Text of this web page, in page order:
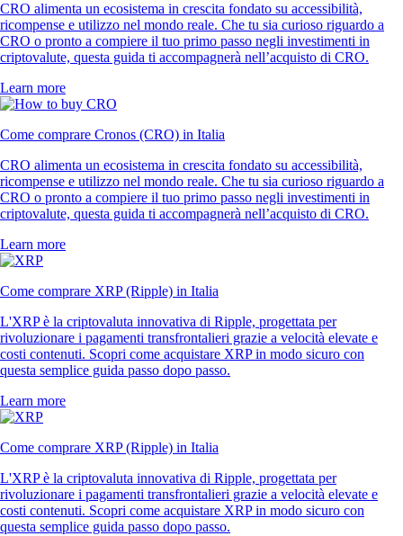
CRO alimenta un ecosistema in crescita fondato su accessibilità,
ricompense e utilizzo nel mondo reale. Che tu sia curioso riguardo a
CRO o pronto a compiere il tuo primo passo negli investimenti in
criptovalute, questa guida ti accompagnerà nell’acquisto di CRO.
Learn more
Come comprare Cronos (CRO) in Italia
CRO alimenta un ecosistema in crescita fondato su accessibilità,
ricompense e utilizzo nel mondo reale. Che tu sia curioso riguardo a
CRO o pronto a compiere il tuo primo passo negli investimenti in
criptovalute, questa guida ti accompagnerà nell’acquisto di CRO.
Learn more
Come comprare XRP (Ripple) in Italia
L'XRP è la criptovaluta innovativa di Ripple, progettata per
rivoluzionare i pagamenti transfrontalieri grazie a velocità elevate e
costi contenuti. Scopri come acquistare XRP in modo sicuro con
questa semplice guida passo dopo passo.
Learn more
Come comprare XRP (Ripple) in Italia
L'XRP è la criptovaluta innovativa di Ripple, progettata per
rivoluzionare i pagamenti transfrontalieri grazie a velocità elevate e
costi contenuti. Scopri come acquistare XRP in modo sicuro con
questa semplice guida passo dopo passo.